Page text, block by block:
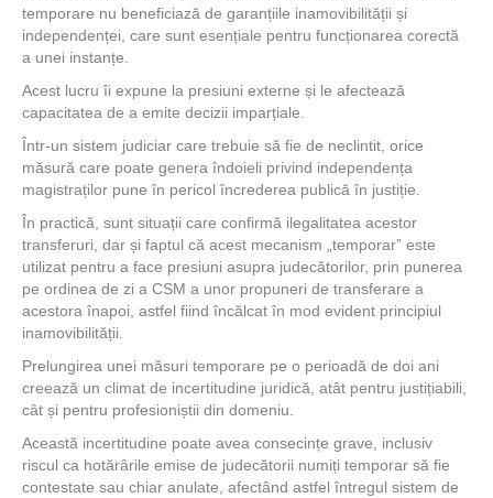
temporare nu beneficiază de garanțiile inamovibilității și
independenței, care sunt esențiale pentru funcționarea corectă
a unei instanțe.
Acest lucru îi expune la presiuni externe și le afectează
capacitatea de a emite decizii imparțiale.
Într-un sistem judiciar care trebuie să fie de neclintit, orice
măsură care poate genera îndoieli privind independența
magistraților pune în pericol încrederea publică în justiție.
În practică, sunt situații care confirmă ilegalitatea acestor
transferuri, dar și faptul că acest mecanism „temporar” este
utilizat pentru a face presiuni asupra judecătorilor, prin punerea
pe ordinea de zi a CSM a unor propuneri de transferare a
acestora înapoi, astfel fiind încălcat în mod evident principiul
inamovibilității.
Prelungirea unei măsuri temporare pe o perioadă de doi ani
creează un climat de incertitudine juridică, atât pentru justițiabili,
cât și pentru profesioniștii din domeniu.
Această incertitudine poate avea consecințe grave, inclusiv
riscul ca hotărârile emise de judecătorii numiți temporar să fie
contestate sau chiar anulate, afectând astfel întregul sistem de